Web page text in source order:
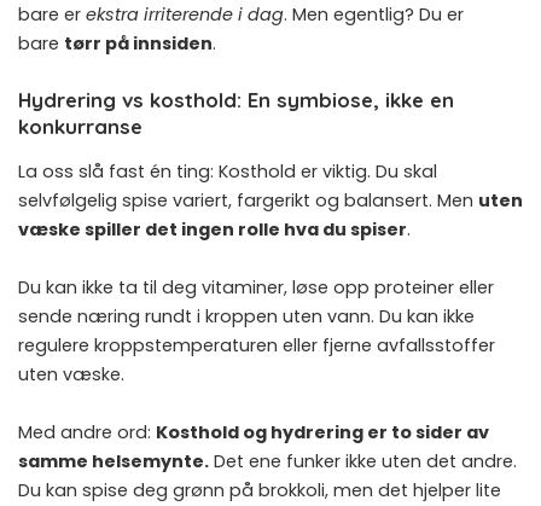
bare er ekstra irriterende i dag. Men egentlig? Du er
bare tørr på innsiden.
Hydrering vs kosthold: En symbiose, ikke en
konkurranse
La oss slå fast én ting: Kosthold er viktig. Du skal
selvfølgelig spise variert, fargerikt og balansert. Men uten
væske spiller det ingen rolle hva du spiser.
Du kan ikke ta til deg vitaminer, løse opp proteiner eller
sende næring rundt i kroppen uten vann. Du kan ikke
regulere kroppstemperaturen eller fjerne avfallsstoffer
uten væske.
Med andre ord: Kosthold og hydrering er to sider av
samme helsemynte. Det ene funker ikke uten det andre.
Du kan spise deg grønn på brokkoli, men det hjelper lite